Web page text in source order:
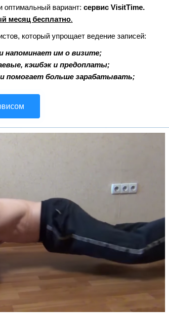
вариант: сервис VisitTime.
месяц бесплатно.
который упрощает ведение записей:
напоминает им о визите;
кэшбэк и предоплаты;
помогает больше зарабатывать;